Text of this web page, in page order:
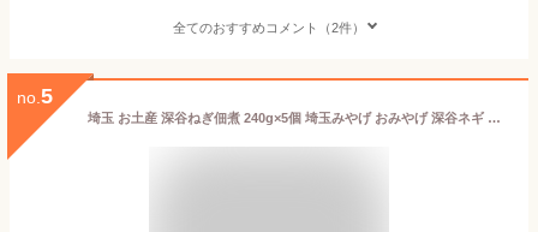
全てのおすすめコメント（2件）
no. 5
埼玉 お土産 深谷ねぎ佃煮 240g×5個 埼玉みやげ おみやげ 深谷ネギ 惣菜 つまみ おかず ケヤキ堂